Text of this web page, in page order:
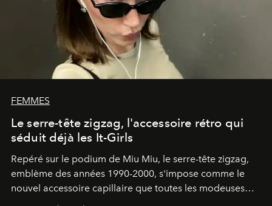
FEMMES
Le serre-tête zigzag, l'accessoire rétro qui
séduit déjà les It-Girls
Repéré sur le podium de Miu Miu, le serre-tête zigzag,
emblème des années 1990-2000, s'impose comme le
nouvel accessoire capillaire que toutes les modeuses
s'arrachent déjà.